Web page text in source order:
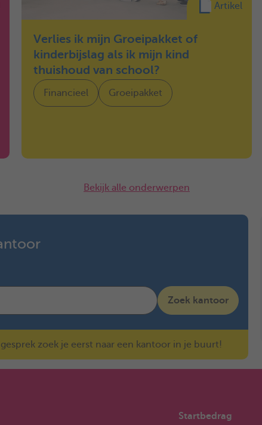
Artikel
Verlies ik mijn Groeipakket of
kinderbijslag als ik mijn kind
thuishoud van school?
Financieel Groeipakket
Bekijk alle onderwerpen
Zoek kantoor
zoek je eerst naar een kantoor in je buurt!
Startbedrag